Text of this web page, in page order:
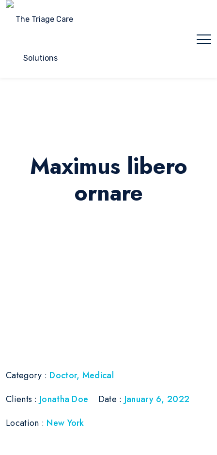
Maximus libero
ornare
Category : Doctor, Medical
Clients : Jonatha Doe Date : January 6, 2022
Location : New York